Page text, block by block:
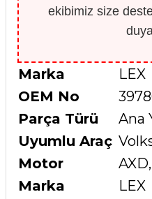
ekibimiz size
Marka
LEX
OEM No
Parça Türü
Ana
Uyumlu Araç
Motor
Marka
LEX